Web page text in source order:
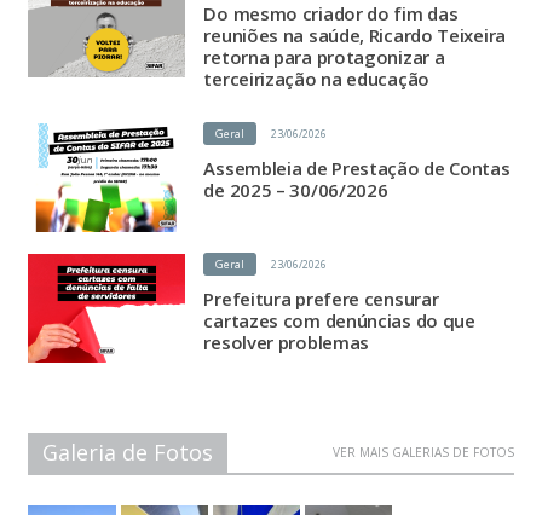
Do mesmo criador do fim das
reuniões na saúde, Ricardo Teixeira
retorna para protagonizar a
terceirização na educação
Geral 23/06/2026
Assembleia de Prestação de Contas
de 2025 – 30/06/2026
Geral 23/06/2026
Prefeitura prefere censurar
cartazes com denúncias do que
resolver problemas
Galeria de Fotos VER MAIS GALERIAS DE FOTOS